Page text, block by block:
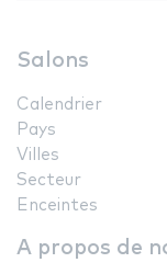
Salons
Calendrier
Pays
Villes
Secteur
Enceintes
A propos de